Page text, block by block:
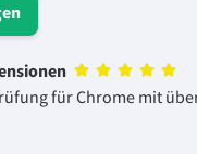
für Chrome mit